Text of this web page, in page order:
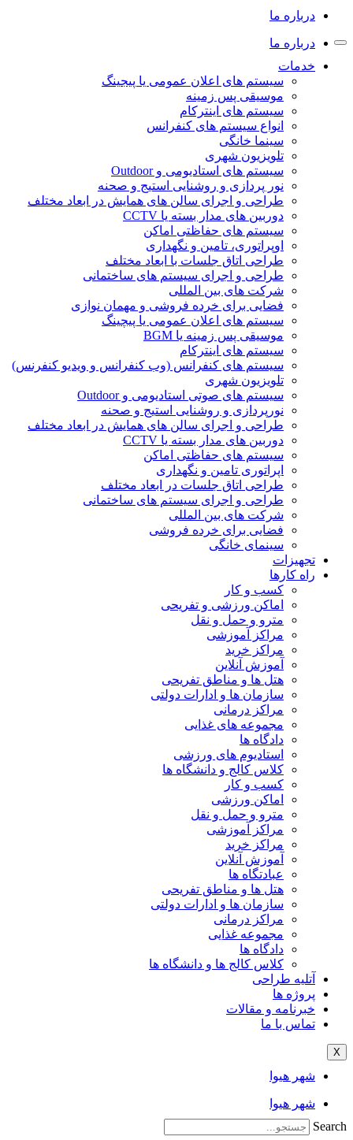
درباره ما
درباره ما
خدمات
سیستم های اعلان عمومی یا پیجینگ
موسیقی پس زمینه
سیستم های اینترکام
انواع سیستم های کنفرانس
سینما خانگی
تلویزیون شهری
سیستم های استادیومی و Outdoor
نور پردازی و روشنایی استیج و صحنه
طراحی و اجرای سالن های همایش در ابعاد مختلف
دوربین های مدار بسته یا CCTV
سیستم های حفاظتی اماکن
اوپراتوری، تامین و نگهداری
طراحی اتاق جلسات با ابعاد مختلف
طراحی و اجرای سیستم های ساختمانی
شرکت های بین المللی
فضایی برای خرده فروشی و مهمان نوازی
سیستم های اعلان عمومی یا پیچینگ
موسیقی پس زمینه یا BGM
سیستم های اینترکام
سیستم های کنفرانس (وب کنفرانس و ویدیو کنفرنس)
تلویزیون شهری
سیستم های صوتی استادیومی و Outdoor
نورپردازی و روشنایی استیج و صحنه
طراحی و اجرای سالن های همایش در ابعاد مختلف
دوربین های مدار بسته یا CCTV
سیستم های حفاظتی اماکن
اپراتوری تامین و نگهداری
طراحی اتاق جلسات در ابعاد مختلف
طراحی و اجرای سیستم های ساختمانی
شرکت های بین المللی
فضایی برای خرده فروشی
سینمای خانگی
تجهیزات
راه کارها
کسب و کار
اماکن ورزشی و تفریحی
مترو و حمل و نقل
مراکز آموزشی
مراکز خرید
آموزش آنلاین
هتل ها و مناطق تفریحی
سازمان ها و ادارات دولتی
مراکز درمانی
مجموعه های غذایی
دادگاه ها
استادیوم های ورزشی
کلاس کالج و دانشگاه ها
کسب و کار
اماکن ورزشی
مترو و حمل و نقل
مراکز آموزشی
مراکز خرید
آموزش آنلاین
عبادتگاه ها
هتل ها و مناطق تفریحی
سازمان ها و ادارات دولتی
مراکز درمانی
مجموعه غذایی
دادگاه ها
کلاس کالج ها و دانشگاه ها
آتلیه طراحی
پروژه ها
خبرنامه و مقالات
تماس با ما
X
شهر هیوا
شهر هیوا
Search